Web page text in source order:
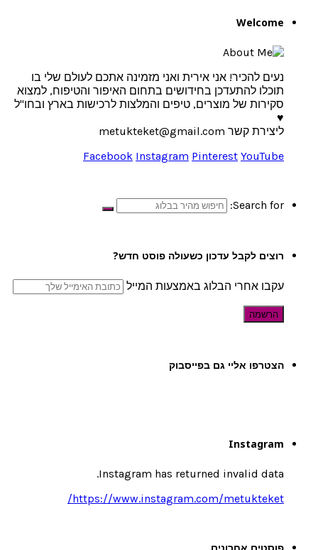
Welcome
נעים להכיר! אני אירית ואני מזמינה אתכם לעולם שלי בו
תוכלו להתעדכן בחידושים בתחום האיפור והטיפוח, למצוא
סקירות של מוצרים, טיפים והמלצות לרכישות בארץ ובחו"ל
♥
ליצירת קשר metukteket@gmail.com
Facebook Instagram Pinterest YouTube
Search for:
רוצים לקבל עדכון כשעולה פוסט חדש?
עקבו אחרי הבלוג באמצעות המייל
הצטרפו אליי גם בפייסבוק
Instagram
Instagram has returned invalid data.
https://www.instagram.com/metukteket/